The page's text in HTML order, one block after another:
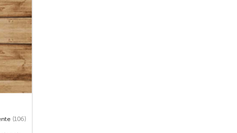
(106)